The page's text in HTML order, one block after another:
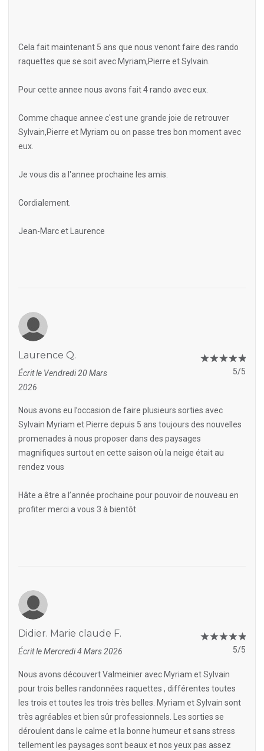
Cela fait maintenant 5 ans que nous venont faire des rando
raquettes que se soit avec Myriam,Pierre et Sylvain.
Pour cette annee nous avons fait 4 rando avec eux.
Comme chaque annee c'est une grande joie de retrouver
Sylvain,Pierre et Myriam ou on passe tres bon moment avec
eux.
Je vous dis a l'annee prochaine les amis.
Cordialement.
Jean-Marc et Laurence
Laurence Q.
Écrit le Vendredi 20 Mars
2026
5/5
Nous avons eu l’occasion de faire plusieurs sorties avec
Sylvain Myriam et Pierre depuis 5 ans toujours des nouvelles
promenades à nous proposer dans des paysages
magnifiques surtout en cette saison où la neige était au
rendez vous
Hâte a être a l’année prochaine pour pouvoir de nouveau en
profiter merci a vous 3 à bientôt
Didier. Marie claude F.
Écrit le Mercredi 4 Mars 2026 5/5
Nous avons découvert Valmeinier avec Myriam et Sylvain
pour trois belles randonnées raquettes , différentes toutes
les trois et toutes les trois très belles. Myriam et Sylvain sont
très agréables et bien sûr professionnels. Les sorties se
déroulent dans le calme et la bonne humeur et sans stress
tellement les paysages sont beaux et nos yeux pas assez